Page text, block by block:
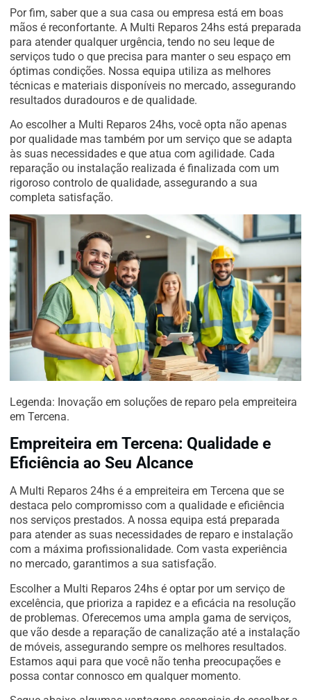
Por fim, saber que a sua casa ou empresa está em boas
mãos é reconfortante. A Multi Reparos 24hs está preparada
para atender qualquer urgência, tendo no seu leque de
serviços tudo o que precisa para manter o seu espaço em
óptimas condições. Nossa equipa utiliza as melhores
técnicas e materiais disponíveis no mercado, assegurando
resultados duradouros e de qualidade.
Ao escolher a Multi Reparos 24hs, você opta não apenas
por qualidade mas também por um serviço que se adapta
às suas necessidades e que atua com agilidade. Cada
reparação ou instalação realizada é finalizada com um
rigoroso controlo de qualidade, assegurando a sua
completa satisfação.
Legenda: Inovação em soluções de reparo pela empreiteira
em Tercena.
Empreiteira em Tercena: Qualidade e
Eficiência ao Seu Alcance
A Multi Reparos 24hs é a empreiteira em Tercena que se
destaca pelo compromisso com a qualidade e eficiência
nos serviços prestados. A nossa equipa está preparada
para atender as suas necessidades de reparo e instalação
com a máxima profissionalidade. Com vasta experiência
no mercado, garantimos a sua satisfação.
Escolher a Multi Reparos 24hs é optar por um serviço de
excelência, que prioriza a rapidez e a eficácia na resolução
de problemas. Oferecemos uma ampla gama de serviços,
que vão desde a reparação de canalização até a instalação
de móveis, assegurando sempre os melhores resultados.
Estamos aqui para que você não tenha preocupações e
possa contar connosco em qualquer momento.